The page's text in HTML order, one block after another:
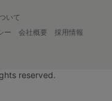
いて
ー 会社概要
採用情報
reserved.